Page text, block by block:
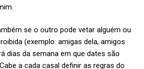
se o outro pode vetar alguém ou
(exemplo: amigas dela, amigos
dias da semana em que dates são
a cada casal definir as regras do